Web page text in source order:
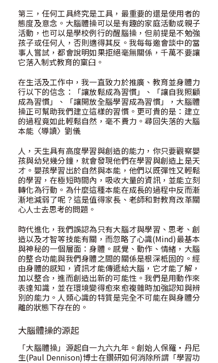
第三，任何工具終究是工具，最重要的還是使用者的
態度及意念。大腦體操可以是有趣的家庭活動或親子
活動，也可以是學校例行的醒腦操，但前提是不勉強
孩子或任何人，否則適得其反。我每每邀會談中的當
事人嘗試，都會說明如果拒絕毫無關係，千萬不要讓
它落入制式教育的窠臼。
在生活及工作中，我一直致力於推廣、教育並身體力
行以下的信念：「讓放鬆成為習慣」、「讓自我照顧
成為習慣」、「讓開放全腦學習成為習慣」，大腦體
操正可幫助我們建立這樣的習慣。更可貴的是：建立
的過程竟如此輕鬆自然，毫不費力。尋回失落的大腦
本能〈導讀〉劉儀
人，天生具有高度學習與創造的能力，你只要觀察嬰
孩與幼兒幾分鐘，就會發現他們在學習與創造上是天
才。嬰孩學習出於自然與本能，他們以既彈性又輕鬆
的學習，在極短時間內，吸收大量的資訊，並能立刻
轉化為行動。為什麼這種本能在成長的過程中反而漸
漸地減弱了呢？這是值得家長、老師和對教育改革關
心人士去思考的問題。
時代進化，我們誤認為只有大腦才與學習、思考、創
造以及才智等技能有關，而忽略了心識(Mind)最基本
與神秘的一個層面：身體。感覺、動作、情緒，大腦
的整合功能與我們身體之間的關係是根深柢固的。經
由身體的感知，資訊才能傳遞給大腦，它才能了解，
加以整合，進而創造出新的可能性。我們是用動作來
表達知識，並在環境變得愈來愈複雜時加強認知與辨
別的能力。人類心識的特質是完全不可能在與身體分
離的狀態下存在的。
大腦體操的源起
「大腦體操」源起自一九六九年。創始人保羅‧丹尼
生(Paul Dennison)博士在鑽研如何消除所謂「學習功